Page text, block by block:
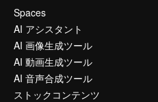
Spaces
AI アシスタント
AI 画像生成ツール
AI 動画生成ツール
AI 音声合成ツール
ストックコンテンツ